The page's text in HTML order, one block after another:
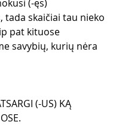
(-ęs)
tada skaičiai tau nieko
pat kituose
savybių, kurių nėra
(-US) KĄ